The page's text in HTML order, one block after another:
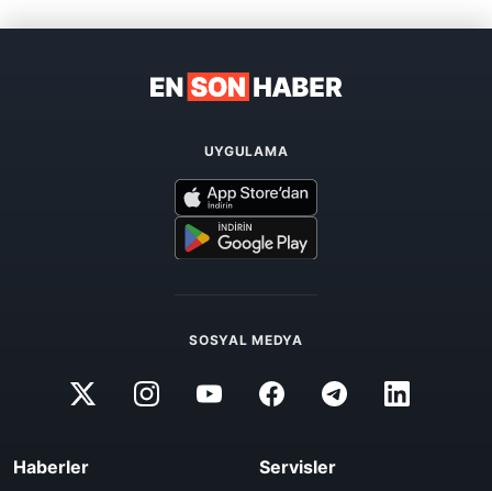
UYGULAMA
SOSYAL MEDYA
Haberler Servisler